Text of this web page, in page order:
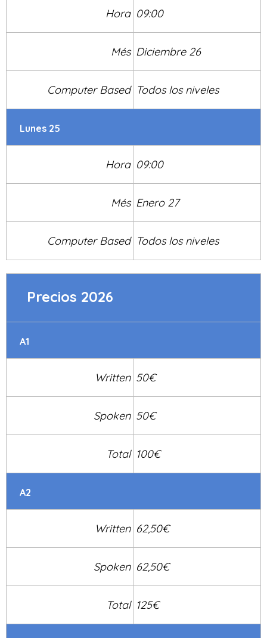
Hora 09:00
Més Diciembre 26
Computer Based Todos los niveles
Lunes 25
Hora 09:00
Més Enero 27
Computer Based Todos los niveles
Precios 2026
A1
Written 50€
Spoken 50€
Total 100€
A2
Written 62,50€
Spoken 62,50€
Total 125€